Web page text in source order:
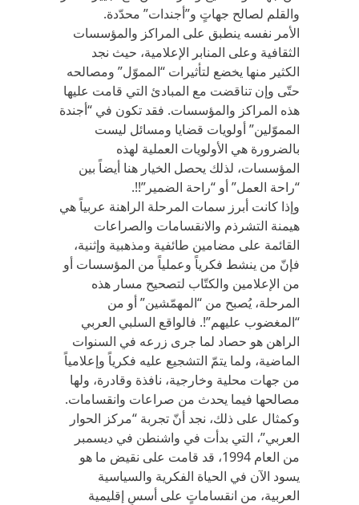
والقلم لصالح جهاتٍ و”أجندات” محدّدة.
الأمر نفسه ينطبق على المراكز والمؤسسات
الثقافية وعلى المنابر الإعلامية، حيث نجد
الكثير منها يخضع لتأثيرات “المموّل” ومصالحه
حتّى وإن تناقضت مع المبادئ التي قامت عليها
هذه المراكز والمؤسسات. فقد تكون في “أجندة
المموّلين” أولويات قضايا ومسائل ليست
بالضرورة هي الأولويات العملية لهذه
المؤسسات، لذلك يحصل الخيار هنا أيضاً بين
“راحة العمل” أو “راحة الضمير”!!.
وإذا كانت أبرز سمات المرحلة الراهنة عربياً هي
هيمنة التشرذم والانقسامات والصراعات
القائمة على مضامين طائفية ومذهبية وإثنية،
فإنّ من ينشط فكرياً وعملياً من المؤسسات أو
من الإعلامين والكتّاب لتصحيح مسار هذه
المرحلة، يُصبح من “المهمّشين” أو من
“المغضوب عليهم”!. فالواقع السلبي العربي
الراهن هو حصاد لما جرى زرعه في السنوات
الماضية، ولما يتمّ التشجيع عليه فكرياً وإعلامياً
من جهات محلية وخارجية، نافذة وقادرة، ولها
مصالحها فيما يحدث من صراعات وانقسامات.
وكمثال على ذلك، نجد أنّ تجربة “مركز الحوار
العربي”، التي بدأت في واشنطن في ديسمبر
من العام 1994، قد قامت على نقيض ما هو
يسود الآن في الحياة الفكرية والسياسية
العربية، من انقساماتٍ على أسسٍ إقليمية